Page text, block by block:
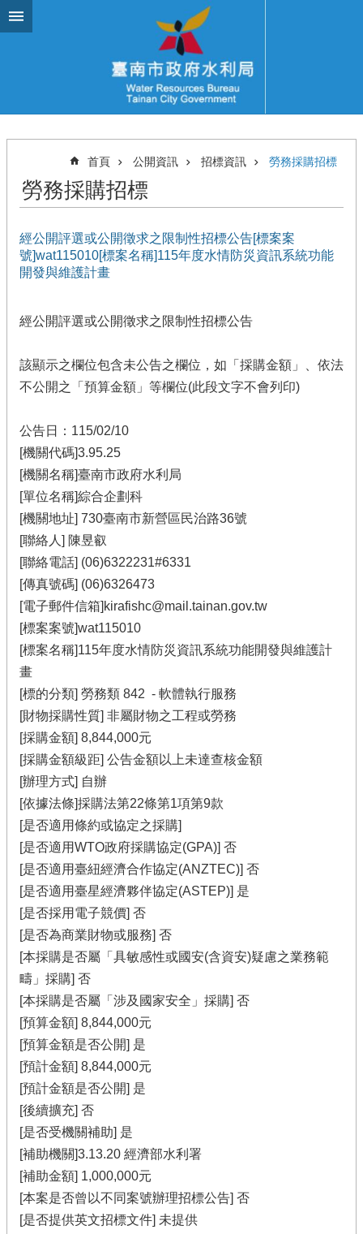
跳到主要內容區塊
首頁 公開資訊 招標資訊 勞務採購招標
勞務採購招標
經公開評選或公開徵求之限制性招標公告[標案案
號]wat115010[標案名稱]115年度水情防災資訊系統功能
開發與維護計畫
經公開評選或公開徵求之限制性招標公告
該顯示之欄位包含未公告之欄位，如「採購金額」、依法
不公開之「預算金額」等欄位(此段文字不會列印)
公告日：115/02/10
[機關代碼]3.95.25
[機關名稱]臺南市政府水利局
[單位名稱]綜合企劃科
[機關地址] 730臺南市新營區民治路36號
[聯絡人] 陳昱叡
[聯絡電話] (06)6322231#6331
[傳真號碼] (06)6326473
[電子郵件信箱]kirafishc@mail.tainan.gov.tw
[標案案號]wat115010
[標案名稱]115年度水情防災資訊系統功能開發與維護計
畫
[標的分類] 勞務類 842 - 軟體執行服務
[財物採購性質] 非屬財物之工程或勞務
[採購金額] 8,844,000元
[採購金額級距] 公告金額以上未達查核金額
[辦理方式] 自辦
[依據法條]採購法第22條第1項第9款
[是否適用條約或協定之採購]
[是否適用WTO政府採購協定(GPA)] 否
[是否適用臺紐經濟合作協定(ANZTEC)] 否
[是否適用臺星經濟夥伴協定(ASTEP)] 是
[是否採用電子競價] 否
[是否為商業財物或服務] 否
[本採購是否屬「具敏感性或國安(含資安)疑慮之業務範
疇」採購] 否
[本採購是否屬「涉及國家安全」採購] 否
[預算金額] 8,844,000元
[預算金額是否公開] 是
[預計金額] 8,844,000元
[預計金額是否公開] 是
[後續擴充] 否
[是否受機關補助] 是
[補助機關]3.13.20 經濟部水利署
[補助金額] 1,000,000元
[本案是否曾以不同案號辦理招標公告] 否
[是否提供英文招標文件] 未提供